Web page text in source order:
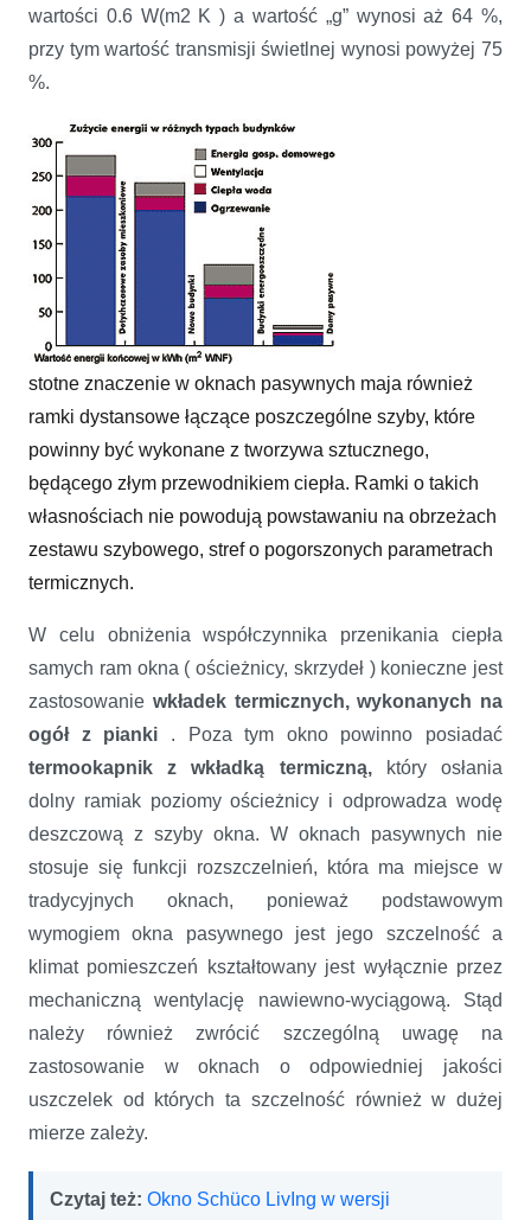
wartości 0.6 W(m2 K ) a wartość „g” wynosi aż 64 %,
przy tym wartość transmisji świetlnej wynosi powyżej 75
%.
stotne znaczenie w oknach pasywnych maja również
ramki dystansowe łączące poszczególne szyby, które
powinny być wykonane z tworzywa sztucznego,
będącego złym przewodnikiem ciepła. Ramki o takich
własnościach nie powodują powstawaniu na obrzeżach
zestawu szybowego, stref o pogorszonych parametrach
termicznych.
W celu obniżenia współczynnika przenikania ciepła
samych ram okna ( ościeżnicy, skrzydeł ) konieczne jest
zastosowanie wkładek termicznych, wykonanych na
ogół z pianki . Poza tym okno powinno posiadać
termookapnik z wkładką termiczną,który osłania
dolny ramiak poziomy ościeżnicy i odprowadza wodę
deszczową z szyby okna. W oknach pasywnych nie
stosuje się funkcji rozszczelnień, która ma miejsce w
tradycyjnych oknach, ponieważ podstawowym
wymogiem okna pasywnego jest jego szczelność a
klimat pomieszczeń kształtowany jest wyłącznie przez
mechaniczną wentylację nawiewno-wyciągową. Stąd
należy również zwrócić szczególną uwagę na
zastosowanie w oknach o odpowiedniej jakości
uszczelek od których ta szczelność również w dużej
mierze zależy.
Czytaj też: Okno Schüco LivIng w wersji